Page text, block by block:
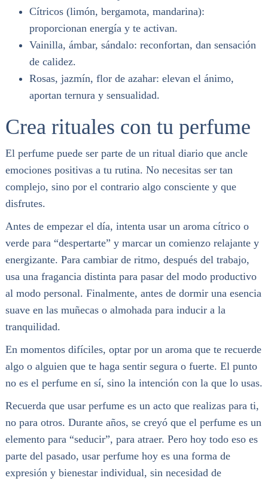
Cítricos (limón, bergamota, mandarina):
proporcionan energía y te activan.
Vainilla, ámbar, sándalo: reconfortan, dan sensación
de calidez.
Rosas, jazmín, flor de azahar: elevan el ánimo,
aportan ternura y sensualidad.
Crea rituales con tu perfume
El perfume puede ser parte de un ritual diario que ancle
emociones positivas a tu rutina. No necesitas ser tan
complejo, sino por el contrario algo consciente y que
disfrutes.
Antes de empezar el día, intenta usar un aroma cítrico o
verde para “despertarte” y marcar un comienzo relajante y
energizante. Para cambiar de ritmo, después del trabajo,
usa una fragancia distinta para pasar del modo productivo
al modo personal. Finalmente, antes de dormir una esencia
suave en las muñecas o almohada para inducir a la
tranquilidad.
En momentos difíciles, optar por un aroma que te recuerde
algo o alguien que te haga sentir segura o fuerte. El punto
no es el perfume en sí, sino la intención con la que lo usas.
Recuerda que usar perfume es un acto que realizas para ti,
no para otros. Durante años, se creyó que el perfume es un
elemento para “seducir”, para atraer. Pero hoy todo eso es
parte del pasado, usar perfume hoy es una forma de
expresión y bienestar individual, sin necesidad de